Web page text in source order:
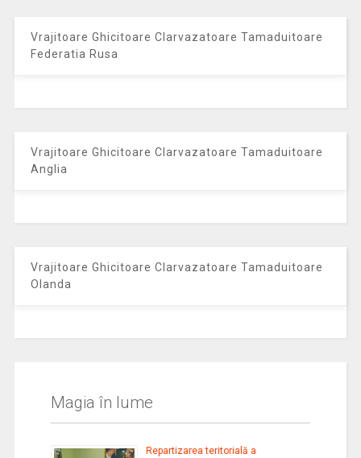
Vrajitoare Ghicitoare Clarvazatoare Tamaduitoare
Federatia Rusa
Vrajitoare Ghicitoare Clarvazatoare Tamaduitoare
Anglia
Vrajitoare Ghicitoare Clarvazatoare Tamaduitoare
Olanda
Magia în lume
Repartizarea teritorială a